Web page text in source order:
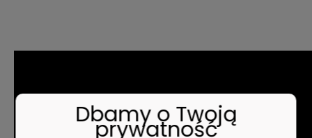
Dbamy o Twoją
prywatność